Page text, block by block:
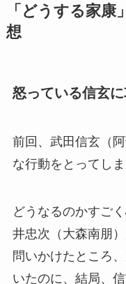
「どうする家康
想
怒っている信玄に
前回、武田信玄（
な行動をとってし
どうなるのかすご
井忠次（大森南朋
問いかけたところ
いたのに、結局、